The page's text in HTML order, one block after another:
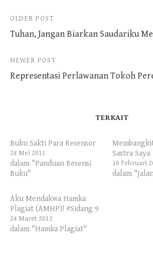
Post
navigation
OLDER POST
Tuhan, Jangan Biarkan Saudariku
NEWER POST
Representasi Perlawanan Tokoh
TERKAIT
Buku Sakti Para Resensor
24 Mei 2011
dalam "Panduan Resensi
Buku"
Sastra Saya
10 Februari
dalam
Aku Mendakwa Hamka
Plagiat (AMHP)! #Sidang 9
24 Maret 2012
dalam "Hamka Plagiat"